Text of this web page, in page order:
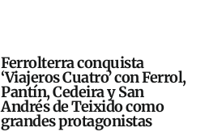
Ferrolterra conquista
‘Viajeros Cuatro’ con Ferrol,
Pantín, Cedeira y San
Andrés de Teixido como
grandes protagonistas